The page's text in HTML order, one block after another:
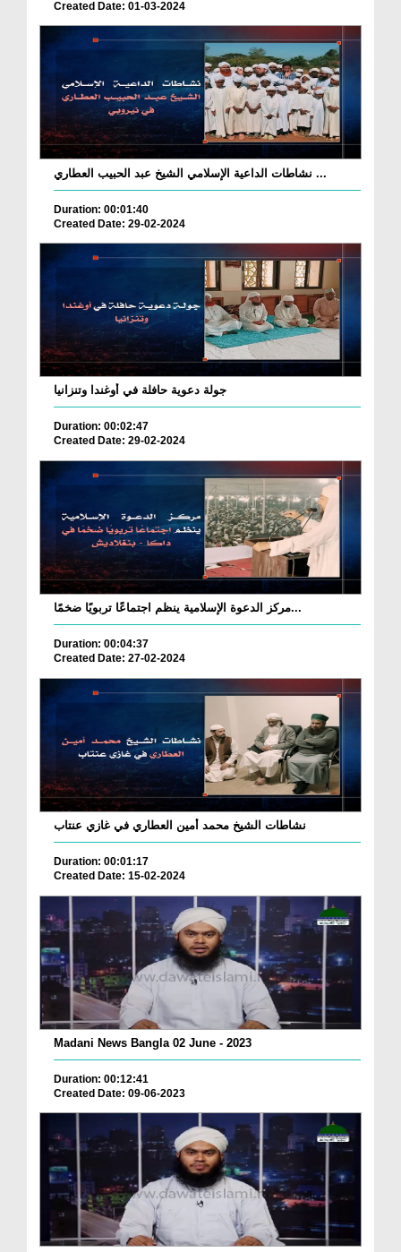
Created Date: 01-03-2024
نشاطات الداعية الإسلامي الشيخ عبد الحبيب العطاري ...
Duration: 00:01:40
Created Date: 29-02-2024
جولة دعوية حافلة في أوغندا وتنزانيا
Duration: 00:02:47
Created Date: 29-02-2024
مركز الدعوة الإسلامية ينظم اجتماعًا تربويًا ضخمًا...
Duration: 00:04:37
Created Date: 27-02-2024
نشاطات الشيخ محمد أمين العطاري في غازي عنتاب
Duration: 00:01:17
Created Date: 15-02-2024
Madani News Bangla 02 June - 2023
Duration: 00:12:41
Created Date: 09-06-2023